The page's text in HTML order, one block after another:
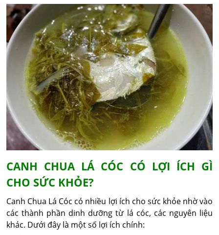
CANH CHUA LÁ CÓC CÓ LỢI ÍCH GÌ
CHO SỨC KHỎE?
Canh Chua Lá Cóc có nhiều lợi ích cho sức khỏe nhờ vào
các thành phần dinh dưỡng từ lá cóc, các nguyên liệu
khác. Dưới đây là một số lợi ích chính: